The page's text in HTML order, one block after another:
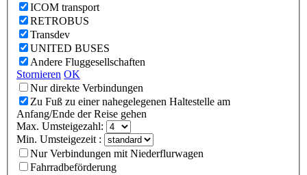
ICOM transport
RETROBUS
Transdev
UNITED BUSES
Andere Fluggesellschaften
Stornieren OK
Nur direkte Verbindungen
Zu Fuß zu einer nahegelegenen Haltestelle am
Anfang/Ende der Reise gehen
Max. Umsteigezahl:
Min. Umsteigezeit :
Nur Verbindungen mit Niederflurwagen
Fahrradbeförderung